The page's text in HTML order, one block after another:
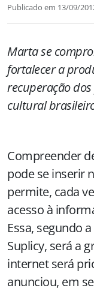
Publicado em 13/09/
Marta se
fortalecer a
recuperação
cultural
Compreender
pode se inserir
permite, cada
acesso à
Essa, segundo
Suplicy, será a
internet será
anunciou, em